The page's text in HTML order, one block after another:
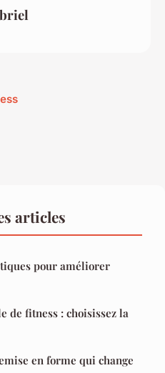
articles
pour améliorer
de fitness : choisissez la
en forme qui change